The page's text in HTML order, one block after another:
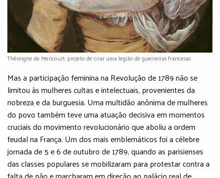
Théroigne de Mericourt: projeto de criar uma legião de guerreiras francesas
Mas a participação feminina na Revolução de 1789 não se
limitou às mulheres cultas e intelectuais, provenientes da
nobreza e da burguesia. Uma multidão anônima de mulheres
do povo também teve uma atuação decisiva em momentos
cruciais do movimento revolucionário que aboliu a ordem
feudal na França. Um dos mais emblemáticos foi a célebre
jornada de 5 e 6 de outubro de 1789, quando as parisienses
das classes populares se mobilizaram para protestar contra a